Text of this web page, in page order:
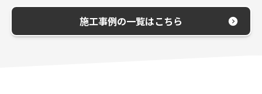
施工事例の一覧はこちら